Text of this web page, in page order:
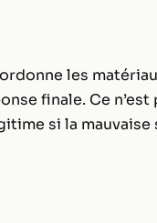
les
finale. Ce n’est
si la mauvaise